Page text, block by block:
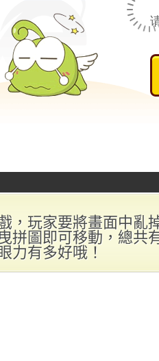
，玩家要將畫面中亂
拼圖即可移動，總共
力有多好哦！